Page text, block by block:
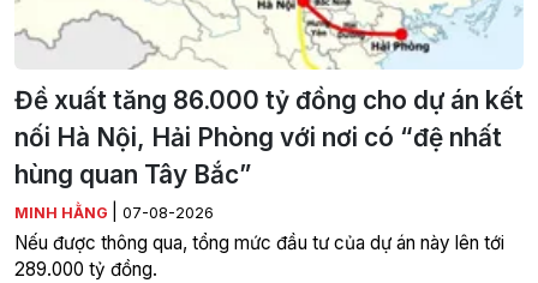
Đề xuất tăng 86.000 tỷ đồng cho dự án kết
nối Hà Nội, Hải Phòng với nơi có “đệ nhất
hùng quan Tây Bắc”
MINH HẰNG 07-08-2026
Nếu được thông qua, tổng mức đầu tư của dự án này lên tới
289.000 tỷ đồng.